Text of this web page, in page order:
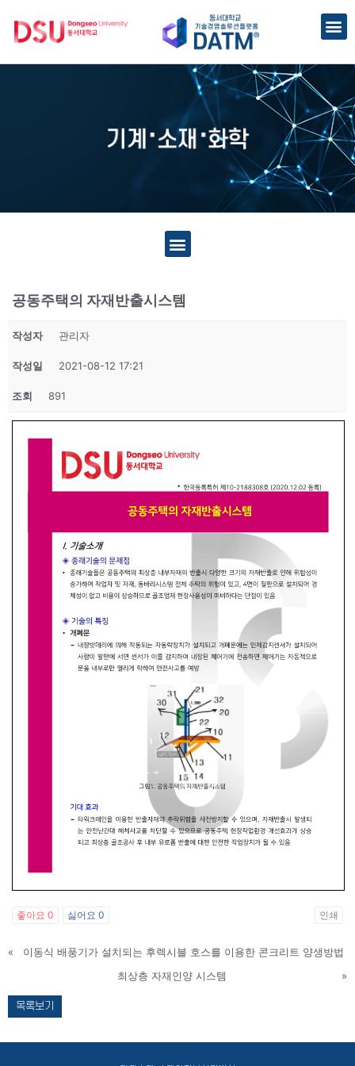
공동주택의 자재반출시스템
작성자 관리자
작성일 2021-08-12 17:21
조회 891
좋아요 0 싫어요 0 인쇄
«
이동식 배풍기가 설치되는 후렉시블 호스를 이용한 콘크리트 양생방법
최상층 자재인양 시스템
»
목록보기